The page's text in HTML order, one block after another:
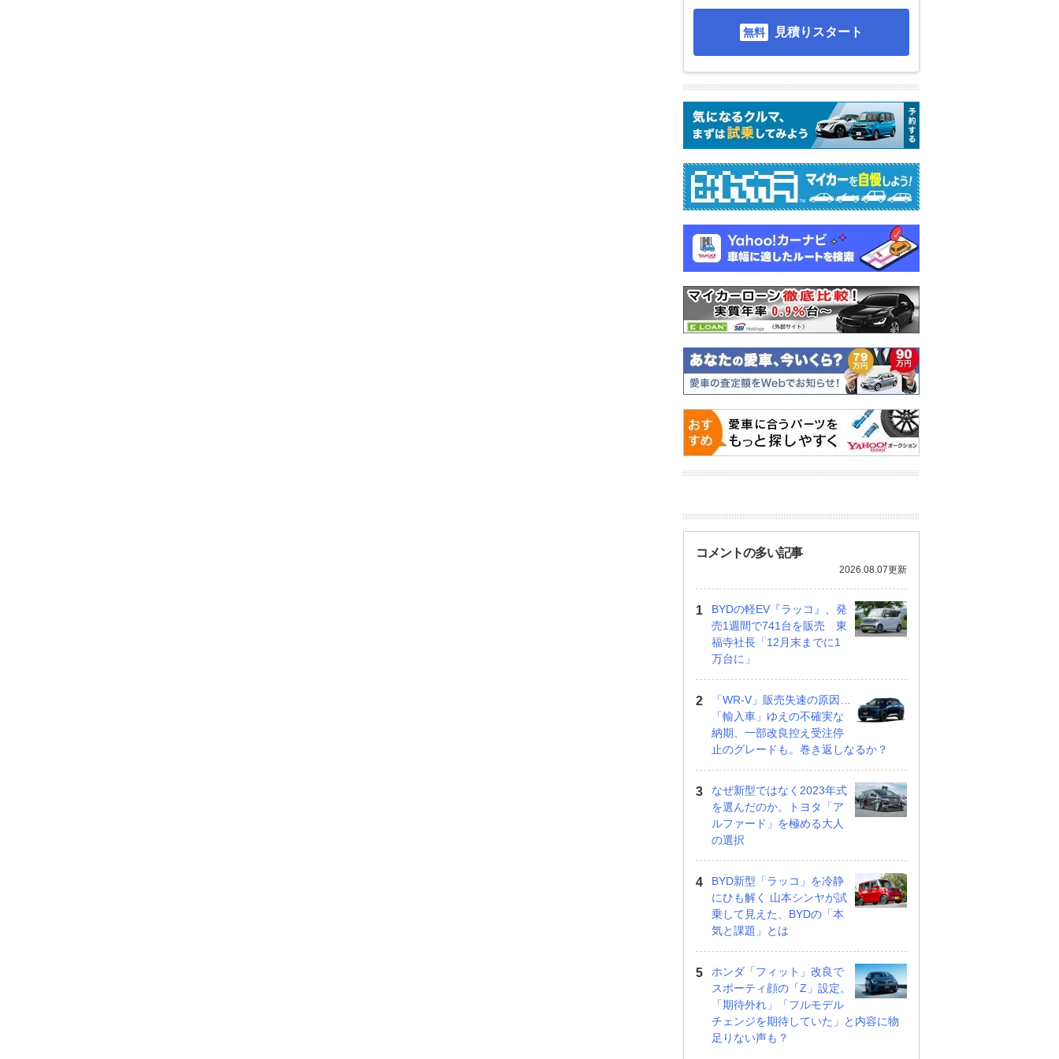
見積りスタート
コメントの多い記事
2026.08.07更新
BYDの軽EV『ラッコ』、発
売1週間で741台を販売 東
福寺社長「12月末までに1
万台に」
「WR-V」販売失速の原因…
「輸入車」ゆえの不確実な
納期、一部改良控え受注停
止のグレードも。巻き返しなるか？
なぜ新型ではなく2023年式
を選んだのか。トヨタ「ア
ルファード」を極める大人
の選択
BYD新型「ラッコ」を冷静
にひも解く 山本シンヤが試
乗して見えた、BYDの「本
気と課題」とは
ホンダ「フィット」改良で
スポーティ顔の「Z」設定。
「期待外れ」「フルモデル
チェンジを期待していた」と内容に物
足りない声も？